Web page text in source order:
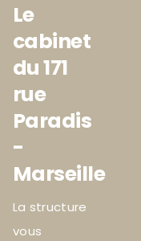
Le
cabinet
du 171
rue
Paradis
-
Marseille
La structure
vous